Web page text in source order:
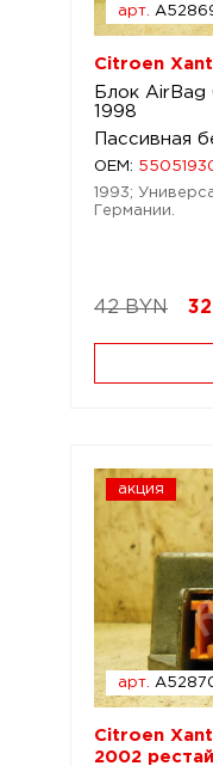
арт.
Citroen
Блок AirBag
1998
Пассивная
OEM:
1993;
Германии.
42 BYN 32
акция
арт.
Citroen
2002